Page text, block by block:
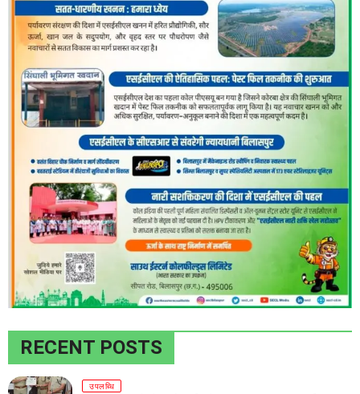
RECENT POSTS
उपलब्धि